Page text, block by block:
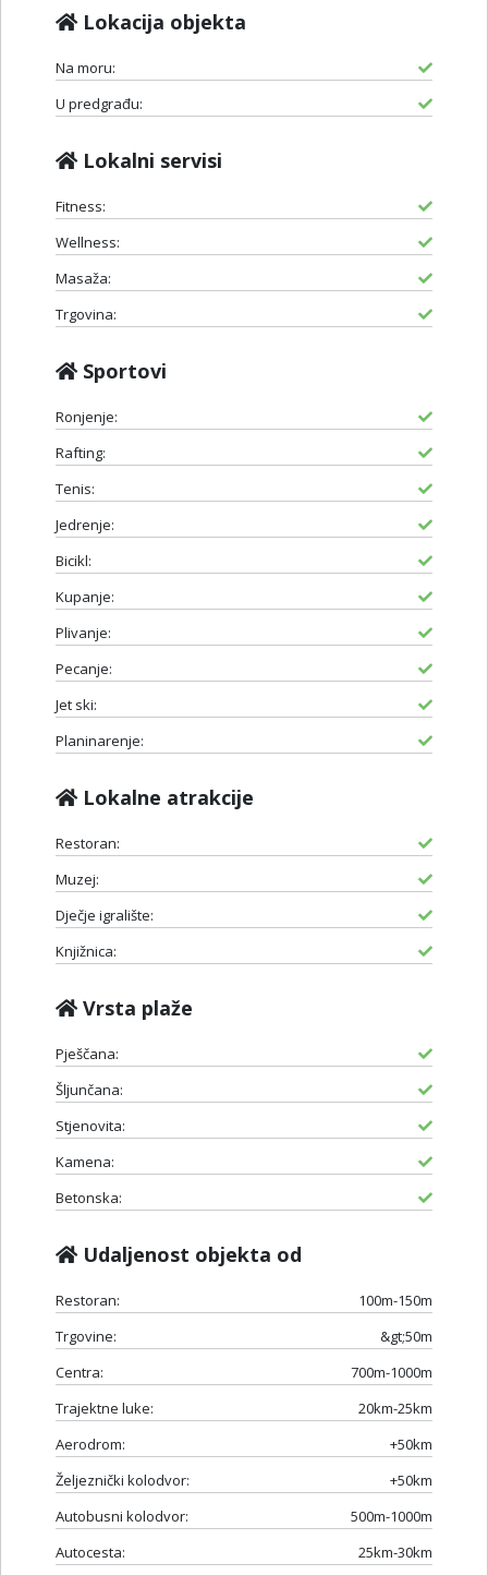
Lokacija objekta
Na moru:
U predgrađu:
Lokalni servisi
Fitness:
Wellness:
Masaža:
Trgovina:
Sportovi
Ronjenje:
Rafting:
Tenis:
Jedrenje:
Bicikl:
Kupanje:
Plivanje:
Pecanje:
Jet ski:
Planinarenje:
Lokalne atrakcije
Restoran:
Muzej:
Dječje igralište:
Knjižnica:
Vrsta plaže
Pješčana:
Šljunčana:
Stjenovita:
Kamena:
Betonska:
Udaljenost objekta od
Restoran:
100m-150m
Trgovine:
&gt;50m
Centra:
700m-1000m
Trajektne luke:
20km-25km
Aerodrom:
+50km
Željeznički kolodvor:
+50km
Autobusni kolodvor:
500m-1000m
Autocesta:
25km-30km